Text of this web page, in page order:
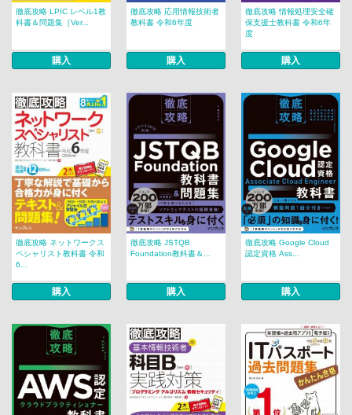
徹底攻略 LPIC レベル1教
科書＆問題集［Ver...
購入
徹底攻略 応用情報技術者
教科書 令和6年度
購入
徹底攻略 情報処理安全確
保支援士教科書 令和6年
度
購入
徹底攻略 ネットワークス
ペシャリスト教科書 令和
6...
購入
徹底攻略 JSTQB
Foundation教科書＆...
購入
徹底攻略 Google Cloud
認定資格 Ass...
購入